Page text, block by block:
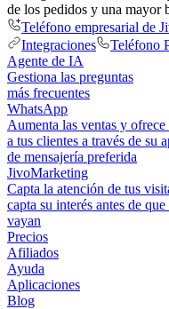
de los pedidos y una mayor
Teléfono empresarial de
Integraciones
Teléfono
Agente de IA
Gestiona las preguntas
más frecuentes
WhatsApp
Aumenta las ventas y ofrece
a tus clientes a través de su
de mensajería preferida
JivoMarketing
Capta la atención de tus
capta su interés antes de que
vayan
Precios
Afiliados
Ayuda
Aplicaciones
Blog